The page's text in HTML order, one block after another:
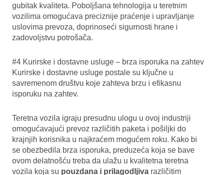
gubitak kvaliteta. Poboljšana tehnologija u teretnim
vozilima omogućava preciznije praćenje i upravljanje
uslovima prevoza, doprinoseći sigurnosti hrane i
zadovoljstvu potrošača.
#4 Kurirske i dostavne usluge – brza isporuka na zahtev
Kurirske i dostavne usluge postale su ključne u
savremenom društvu koje zahteva brzu i efikasnu
isporuku na zahtev.
Teretna vozila igraju presudnu ulogu u ovoj industriji
omogućavajući prevoz različitih paketa i pošiljki do
krajnjih korisnika u najkraćem mogućem roku. Kako bi
se obezbedila brza isporuka, preduzeća koja se bave
ovom delatnošću treba da ulažu u kvalitetna teretna
vozila koja su pouzdana i prilagodljiva različitim